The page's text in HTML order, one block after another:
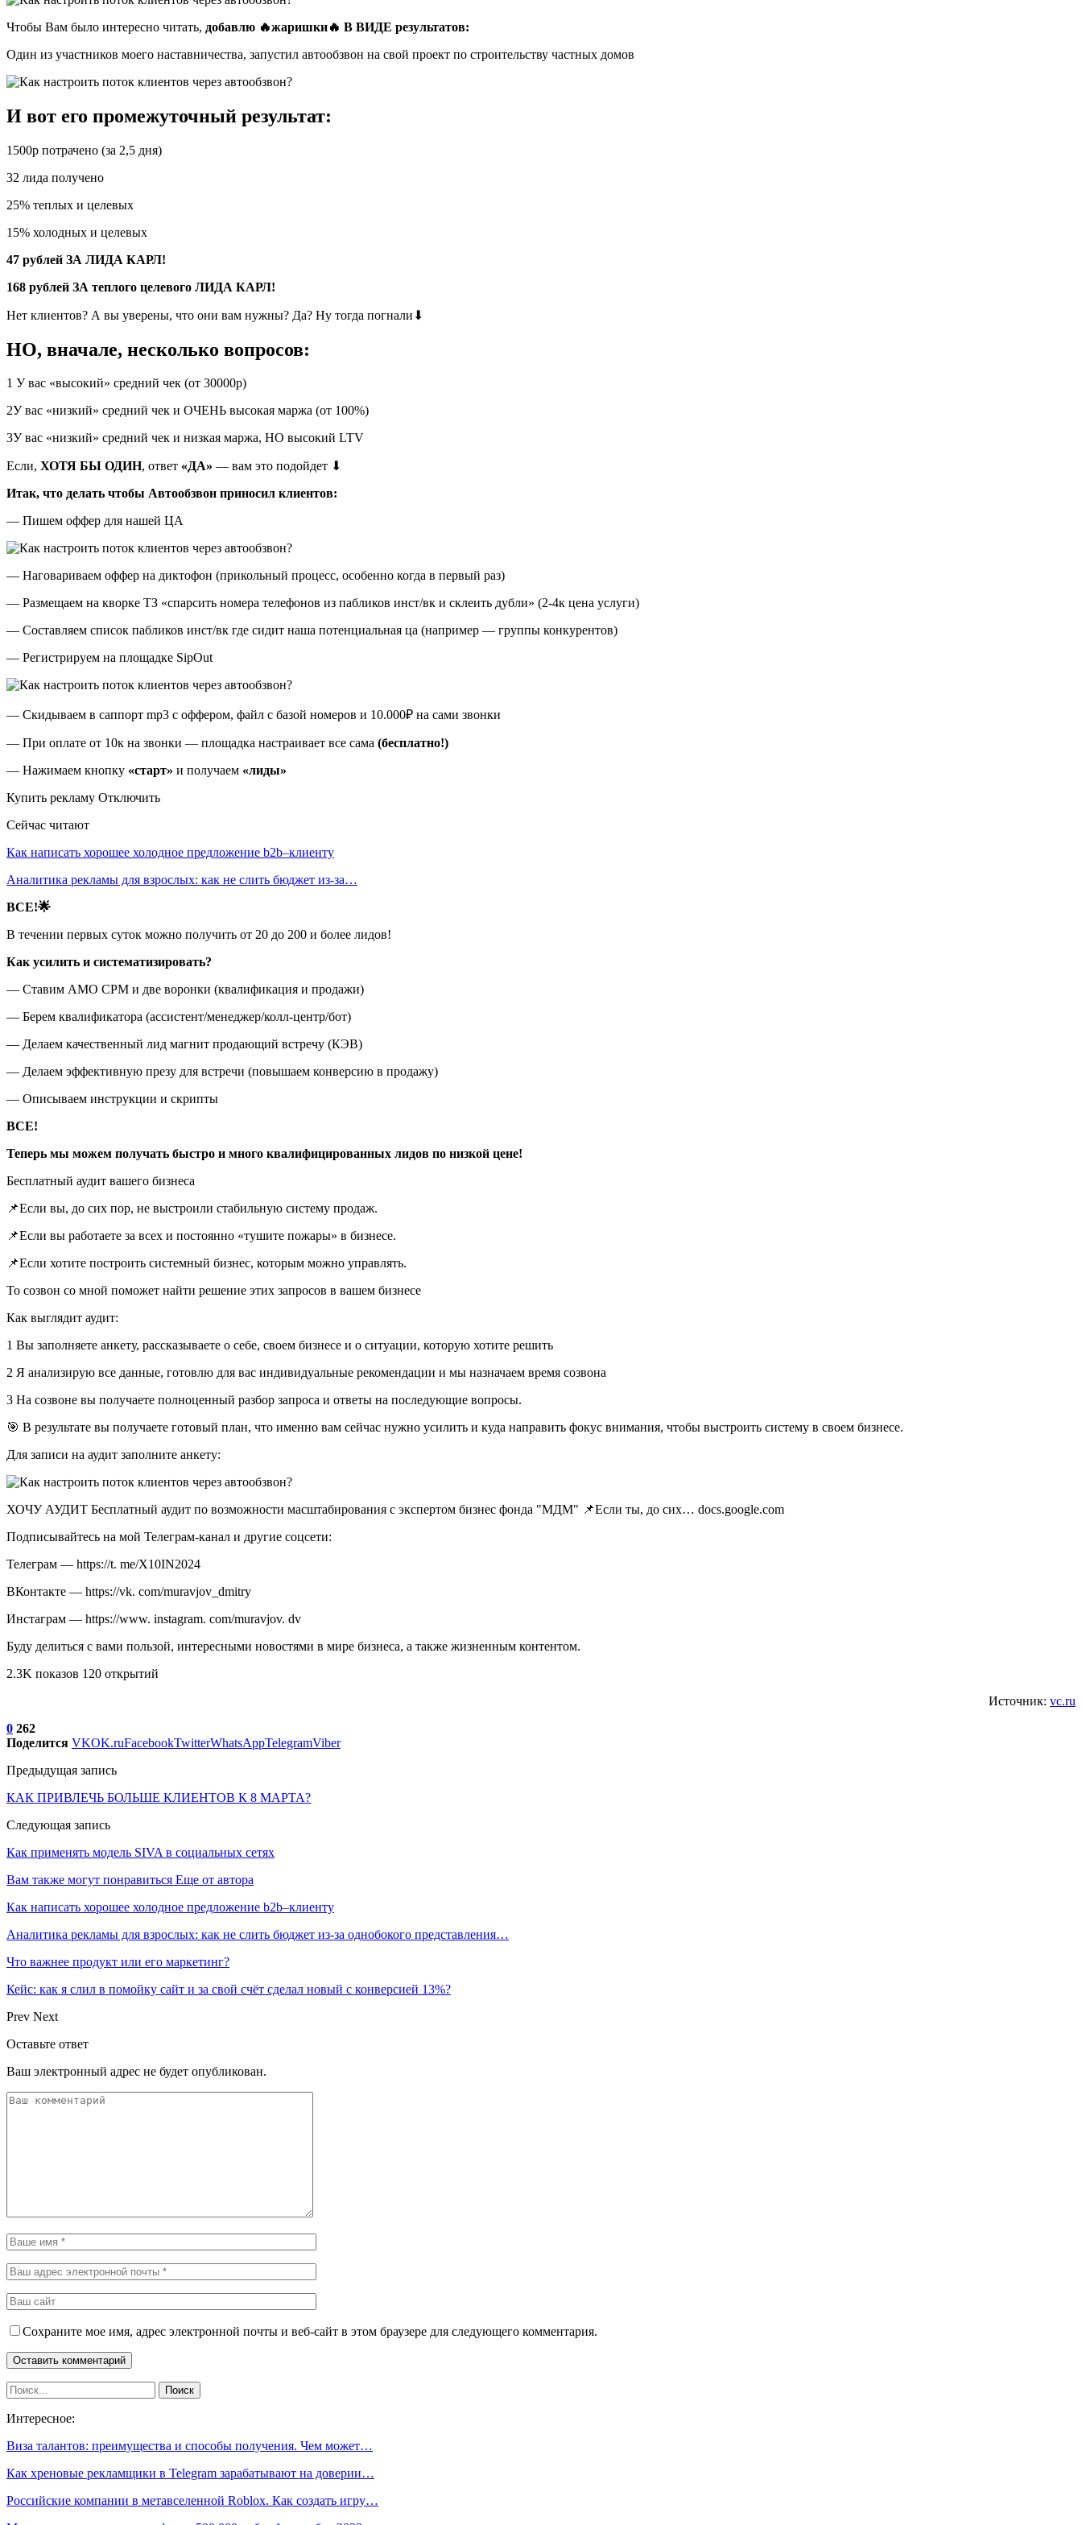
Чтобы Вам было интересно читать, добавлю 🔥жаришки🔥 В ВИДЕ результатов:
Один из участников моего наставничества, запустил автообзвон на свой проект по строительству частных домов
И вот его промежуточный результат:
1500р потрачено (за 2,5 дня)
32 лида получено
25% теплых и целевых
15% холодных и целевых
47 рублей ЗА ЛИДА КАРЛ!
168 рублей ЗА теплого целевого ЛИДА КАРЛ!
Нет клиентов? А вы уверены, что они вам нужны? Да? Ну тогда погнали⬇
НО, вначале, несколько вопросов:
1 У вас «высокий» средний чек (от 30000р)
2У вас «низкий» средний чек и ОЧЕНЬ высокая маржа (от 100%)
3У вас «низкий» средний чек и низкая маржа, НО высокий LTV
Если, ХОТЯ БЫ ОДИН, ответ «ДА» — вам это подойдет ⬇
Итак, что делать чтобы Автообзвон приносил клиентов:
— Пишем оффер для нашей ЦА
— Наговариваем оффер на диктофон (прикольный процесс, особенно когда в первый раз)
— Размещаем на кворке ТЗ «спарсить номера телефонов из пабликов инст/вк и склеить дубли» (2-4к цена услуги)
— Составляем список пабликов инст/вк где сидит наша потенциальная ца (например — группы конкурентов)
— Регистрируем на площадке SipOut
— Скидываем в саппорт mp3 с оффером, файл с базой номеров и 10.000₽ на сами звонки
— При оплате от 10к на звонки — площадка настраивает все сама (бесплатно!)
— Нажимаем кнопку «старт» и получаем «лиды»
Купить рекламу Отключить
Сейчас читают
Как написать хорошее холодное предложение b2b–клиенту
Аналитика рекламы для взрослых: как не слить бюджет из-за…
ВСЕ!🌟
В течении первых суток можно получить от 20 до 200 и более лидов!
Как усилить и систематизировать?
— Ставим АМО СРМ и две воронки (квалификация и продажи)
— Берем квалификатора (ассистент/менеджер/колл-центр/бот)
— Делаем качественный лид магнит продающий встречу (КЭВ)
— Делаем эффективную презу для встречи (повышаем конверсию в продажу)
— Описываем инструкции и скрипты
ВСЕ!
Теперь мы можем получать быстро и много квалифицированных лидов по низкой цене!
Бесплатный аудит вашего бизнеса
📌Если вы, до сих пор, не выстроили стабильную систему продаж.
📌Если вы работаете за всех и постоянно «тушите пожары» в бизнесе.
📌Если хотите построить системный бизнес, которым можно управлять.
То созвон со мной поможет найти решение этих запросов в вашем бизнесе
Как выглядит аудит:
1 Вы заполняете анкету, рассказываете о себе, своем бизнесе и о ситуации, которую хотите решить
2 Я анализирую все данные, готовлю для вас индивидуальные рекомендации и мы назначаем время созвона
3 На созвоне вы получаете полноценный разбор запроса и ответы на последующие вопросы.
🎯 В результате вы получаете готовый план, что именно вам сейчас нужно усилить и куда направить фокус внимания, чтобы выстроить систему в своем бизнесе.
Для записи на аудит заполните анкету:
ХОЧУ АУДИТ Бесплатный аудит по возможности масштабирования с экспертом бизнес фонда "МДМ" 📌Если ты, до сих… docs.google.com
Подписывайтесь на мой Телеграм-канал и другие соцсети:
Телеграм — https://t. me/X10IN2024
ВКонтакте — https://vk. com/muravjov_dmitry
Инстаграм — https://www. instagram. com/muravjov. dv
Буду делиться с вами пользой, интересными новостями в мире бизнеса, а также жизненным контентом.
2.3K показов 120 открытий
Источник: vc.ru
0 262
Поделится VKOK.ruFacebookTwitterWhatsAppTelegramViber
Предыдущая запись
КАК ПРИВЛЕЧЬ БОЛЬШЕ КЛИЕНТОВ К 8 МАРТА?
Следующая запись
Как применять модель SIVA в социальных сетях
Вам также могут понравиться Еще от автора
Как написать хорошее холодное предложение b2b–клиенту
Аналитика рекламы для взрослых: как не слить бюджет из-за однобокого представления…
Что важнее продукт или его маркетинг?
Кейс: как я слил в помойку сайт и за свой счёт сделал новый с конверсией 13%?
Prev Next
Оставьте ответ
Ваш электронный адрес не будет опубликован.
Сохраните мое имя, адрес электронной почты и веб-сайт в этом браузере для следующего комментария.
Интересное:
Виза талантов: преимущества и способы получения. Чем может…
Как хреновые рекламщики в Telegram зарабатывают на доверии…
Российские компании в метавселенной Roblox. Как создать игру…